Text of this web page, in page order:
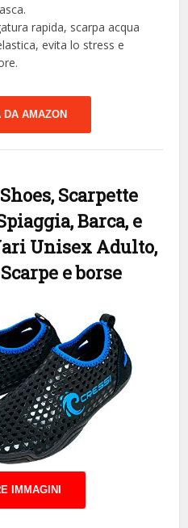
rapida, scarpa acqua
evita lo stress e
DA AMAZON
Scarpette
Barca, e
Unisex Adulto,
e borse
IMMAGINI